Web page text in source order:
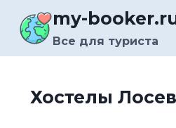
содержимому
my-
Все для туриста
Хостелы